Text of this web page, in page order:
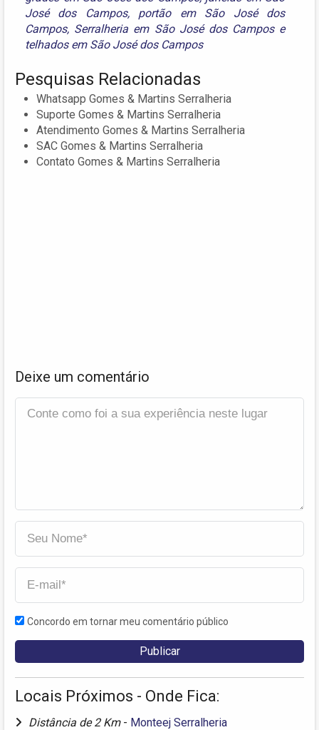
José dos Campos, portão em São José dos
Campos, Serralheria em São José dos Campose
telhados em São José dos Campos
Pesquisas Relacionadas
Whatsapp Gomes & Martins Serralheria
Suporte Gomes & Martins Serralheria
Atendimento Gomes & Martins Serralheria
SAC Gomes & Martins Serralheria
Contato Gomes & Martins Serralheria
Deixe um comentário
Concordo em tornar meu comentário público
Locais Próximos - Onde Fica:
Distância de 2 Km - Monteej Serralheria